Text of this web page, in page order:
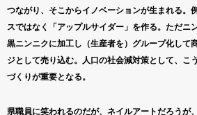
つながり、そこからイノベーションが生まれる。
スではなく「アップルサイダー」を作る。ただニ
黒ニンニクに加工し（生産者を）グループ化して
ジとして売り込む。人口の社会減対策として、こ
づくりが重要となる。
県職員に笑われるのだが、ネイルアートだろうが